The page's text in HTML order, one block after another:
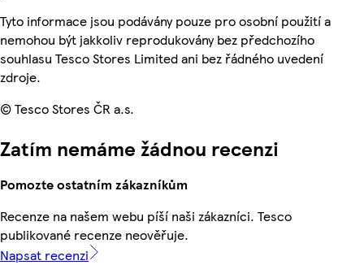
Tyto informace jsou podávány pouze pro osobní použití a
nemohou být jakkoliv reprodukovány bez předchozího
souhlasu Tesco Stores Limited ani bez řádného uvedení
zdroje.
© Tesco Stores ČR a.s.
Zatím nemáme žádnou recenzi
Pomozte ostatním zákazníkům
Recenze na našem webu píší naši zákazníci. Tesco
publikované recenze neověřuje.
Napsat recenzi